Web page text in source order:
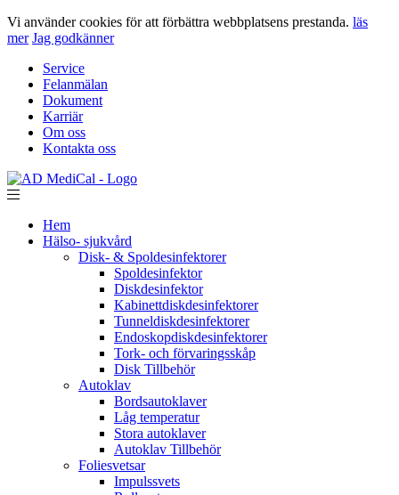
Vi använder cookies för att förbättra webbplatsens prestanda. läs
mer Jag godkänner
Service
Felanmälan
Dokument
Karriär
Om oss
Kontakta oss
Hem
Hälso- sjukvård
Disk- & Spoldesinfektorer
Spoldesinfektor
Diskdesinfektor
Kabinettdiskdesinfektorer
Tunneldiskdesinfektorer
Endoskopdiskdesinfektorer
Tork- och förvaringsskåp
Disk Tillbehör
Autoklav
Bordsautoklaver
Låg temperatur
Stora autoklaver
Autoklav Tillbehör
Foliesvetsar
Impulssvets